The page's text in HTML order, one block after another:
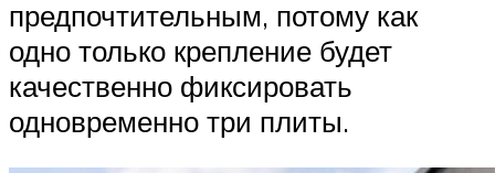
предпочтительным, потому как
одно только крепление будет
качественно фиксировать
одновременно три плиты.